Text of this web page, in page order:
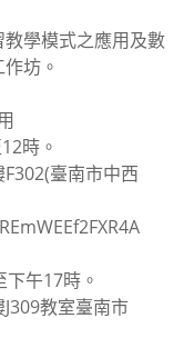
學模式之應用及數
坊。
時。
臺南市中西
午17時。
教室臺南市